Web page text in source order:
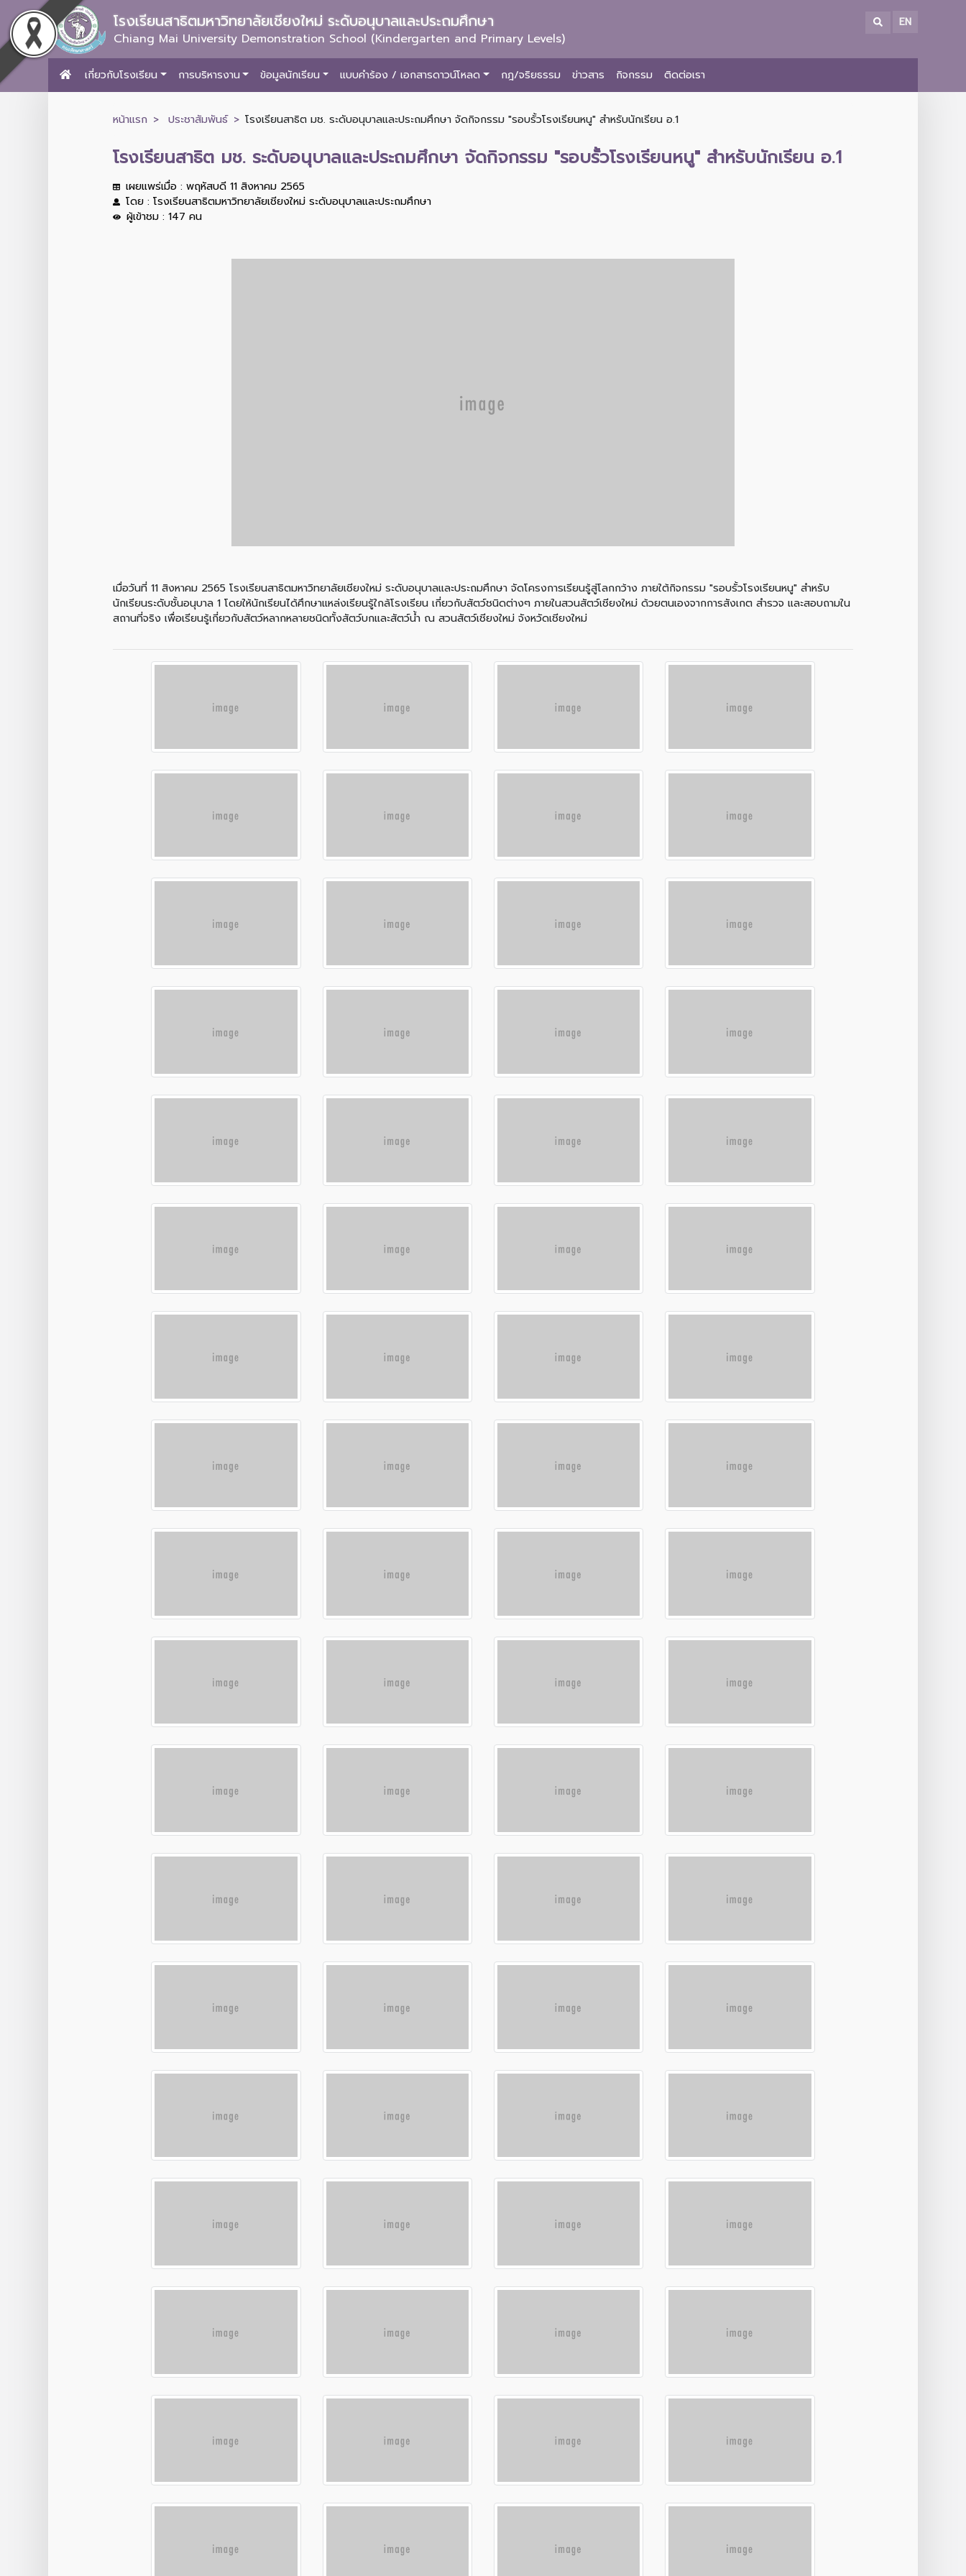
โรงเรียนสาธิตมหาวิทยาลัยเชียงใหม่ ระดับอนุบาลและประถมศึกษา
Chiang Mai University Demonstration School (Kindergarten and Primary Levels)
EN
เกี่ยวกับโรงเรียน การบริหารงาน ข้อมูลนักเรียน แบบคำร้อง / เอกสารดาวน์โหลด กฎ/จริยธรรม ข่าวสาร กิจกรรม ติดต่อเรา
หน้าแรก ประชาสัมพันธ์ โรงเรียนสาธิต มช. ระดับอนุบาลและประถมศึกษา จัดกิจกรรม "รอบรั้วโรงเรียนหนู" สำหรับนักเรียน อ.1
โรงเรียนสาธิต มช. ระดับอนุบาลและประถมศึกษา จัดกิจกรรม "รอบรั้วโรงเรียนหนู" สำหรับนักเรียน อ.1
เผยแพร่เมื่อ : พฤหัสบดี 11 สิงหาคม 2565
โดย : โรงเรียนสาธิตมหาวิทยาลัยเชียงใหม่ ระดับอนุบาลและประถมศึกษา
ผู้เข้าชม : 147 คน
เมื่อวันที่ 11 สิงหาคม 2565 โรงเรียนสาธิตมหาวิทยาลัยเชียงใหม่ ระดับอนุบาลและประถมศึกษา จัดโครงการเรียนรู้สู่โลกกว้าง ภายใต้กิจกรรม "รอบรั้วโรงเรียนหนู" สำหรับ
นักเรียนระดับชั้นอนุบาล 1 โดยให้นักเรียนได้ศึกษาแหล่งเรียนรู้ใกล้โรงเรียน เกี่ยวกับสัตว์ชนิดต่างๆ ภายในสวนสัตว์เชียงใหม่ ด้วยตนเองจากการสังเกต สำรวจ และสอบถามใน
สถานที่จริง เพื่อเรียนรู้เกี่ยวกับสัตว์หลากหลายชนิดทั้งสัตว์บกและสัตว์น้ำ ณ สวนสัตว์เชียงใหม่ จังหวัดเชียงใหม่